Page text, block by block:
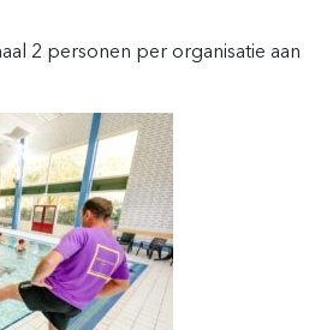
2 personen per organisatie aan